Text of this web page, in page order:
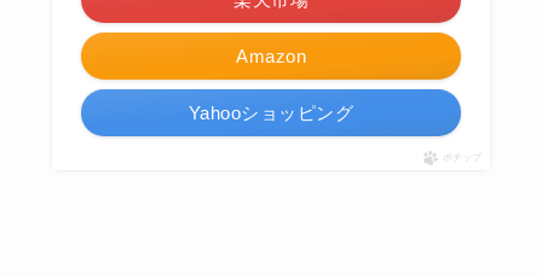
Amazon
Yahooショッピング
ポチップ